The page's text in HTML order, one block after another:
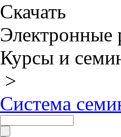
Скачать
Электронные
Курсы и
>
Система